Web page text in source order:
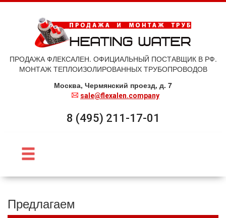
ПРОДАЖА ФЛЕКСАЛЕН. ОФИЦИАЛЬНЫЙ ПОСТАВЩИК В РФ.
МОНТАЖ ТЕПЛОИЗОЛИРОВАННЫХ ТРУБОПРОВОДОВ
Москва, Чермянский проезд, д. 7
sale@flexalen.company
8 (495) 211-17-01
Предлагаем